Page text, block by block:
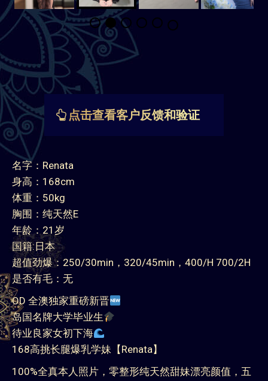
点击查看客户反馈和验证
名字：Renata
身高：168cm
体重：50kg
胸围：纯天然E
年龄：21岁
国籍:日本
超值劲爆：250/30min，320/45min，400/H 700/2H
是否有毛：无
OD 全澳独家重磅新晋
岛国名牌大学毕业生
待业良家女初下海
168高挑长腿爆乳学妹【Renata】
100%全真本人照片，零整形纯天然甜妹漂亮颜值，五